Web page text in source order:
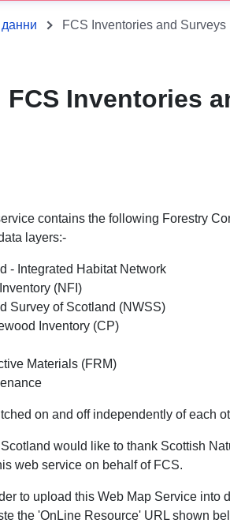
FCS Inventories and Surveys
FCS Inventories
contains the following Forestry
layers:-
- Integrated Habitat Network
(NFI)
Survey of Scotland (NWSS)
Inventory (CP)
Materials (FRM)
on and off independently of each
would like to thank Scottish
web service on behalf of FCS.
to upload this Web Map Service into
the 'OnLine Resource' URL shown